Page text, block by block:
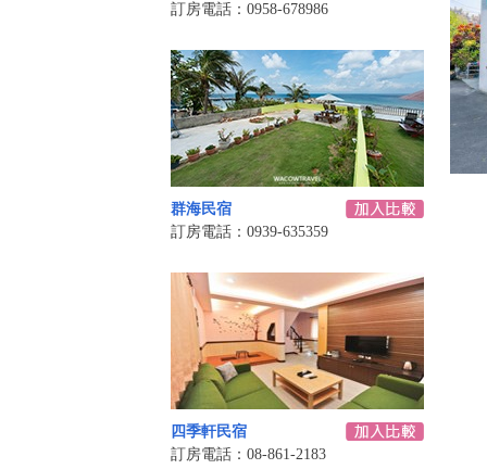
訂房電話：0958-678986
群海民宿
訂房電話：0939-635359
四季軒民宿
訂房電話：08-861-2183